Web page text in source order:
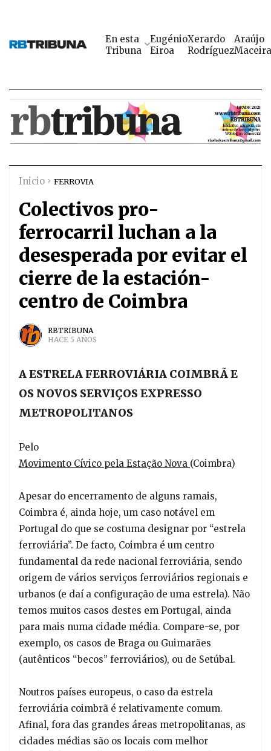
En esta
Tribuna
Eugénio
Eiroa
Xerardo
Rodríguez
Araújo
Maceira
Inicio FERROVIA
Colectivos pro-
ferrocarril luchan a la
desesperada por evitar el
cierre de la estación-
centro de Coimbra
RBTRIBUNA
HACE 5 AÑOS
A ESTRELA FERROVIÁRIA COIMBRÃ E
OS NOVOS SERVIÇOS EXPRESSO
METROPOLITANOS
Pelo
Movimento Cívico pela Estação Nova (Coimbra)
Apesar do encerramento de alguns ramais,
Coimbra é, ainda hoje, um caso notável em
Portugal do que se costuma designar por “estrela
ferroviária”. De facto, Coimbra é um centro
fundamental da rede nacional ferroviária, sendo
origem de vários serviços ferroviários regionais e
urbanos (e daí a configuração de uma estrela). Não
temos muitos casos destes em Portugal, ainda
para mais numa cidade média. Compare-se, por
exemplo, os casos de Braga ou Guimarães
(autênticos “becos” ferroviários), ou de Setúbal.
Noutros países europeus, o caso da estrela
ferroviária coimbrã é relativamente comum.
Afinal, fora das grandes áreas metropolitanas, as
cidades médias são os locais com melhor